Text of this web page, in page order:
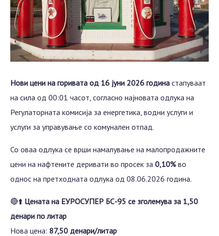
Нови цени на горивата од 16 јуни 2026 година стапуваат
на сила од 00:01 часот, согласно најновата одлука на
Регулаторната комисија за енергетика, водни услуги и
услуги за управување со комунален отпад.
Со оваа одлука се врши намалување на малопродажните
цени на нафтените деривати во просек за0,10% во
однос на претходната одлука од 08.06.2026 година.
🔴⬆️ Цената на ЕУРОСУПЕР БС-95 се зголемува за 1,50
денари по литар
Нова цена:87,50 денари/литар